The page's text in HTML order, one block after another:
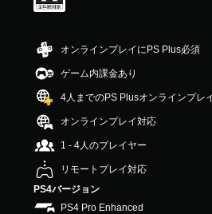
オンラインプレイにPS Plus必須
ゲーム内課金あり
4人までのPS Plusオンラインプレ
オンラインプレイ対応
1 - 4人のプレイヤー
リモートプレイ対応
PS4バージョン
PS4 Pro Enhanced